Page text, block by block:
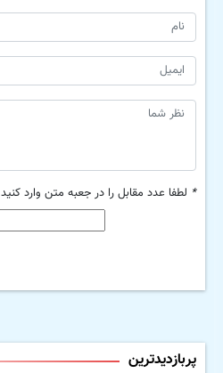
* لطفا عدد مقابل را در جعبه متن وارد کنید
پربازدیدترین